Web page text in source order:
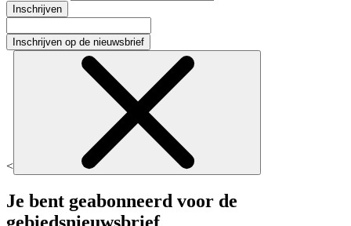
Inschrijven
Inschrijven op de nieuwsbrief
<
Je bent geabonneerd voor de